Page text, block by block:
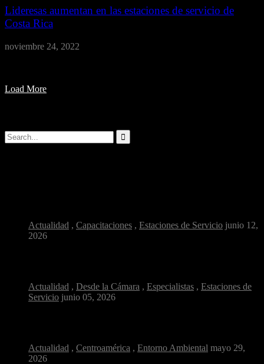
Lideresas aumentan en las estaciones de servicio de
Costa Rica
noviembre 24, 2022
Load More
Actualidad , Capacitaciones , Estaciones de Servicio junio 12,
2026
Actualidad , Desde la Cámara , Especialistas , Estaciones de
Servicio junio 05, 2026
Actualidad , Centroamérica , Entorno Ambiental mayo 29,
2026